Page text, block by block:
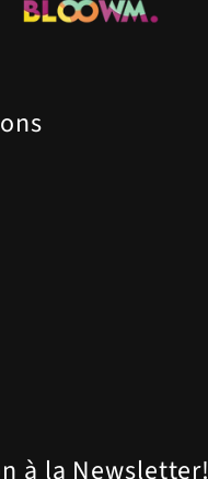
à la Newsletter!